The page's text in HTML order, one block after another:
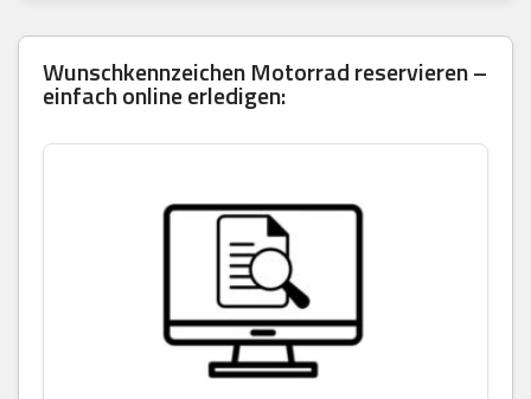
Wunschkennzeichen Motorrad reservieren –
einfach online erledigen: